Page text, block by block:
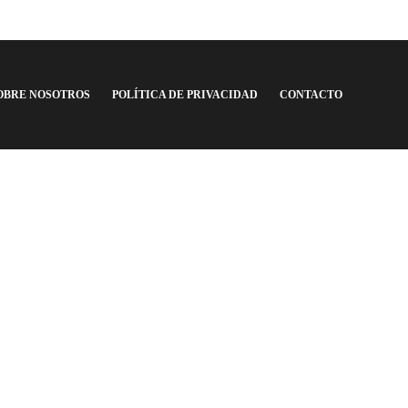
NOSOTROS POLÍTICA DE PRIVACIDAD CONTACTO